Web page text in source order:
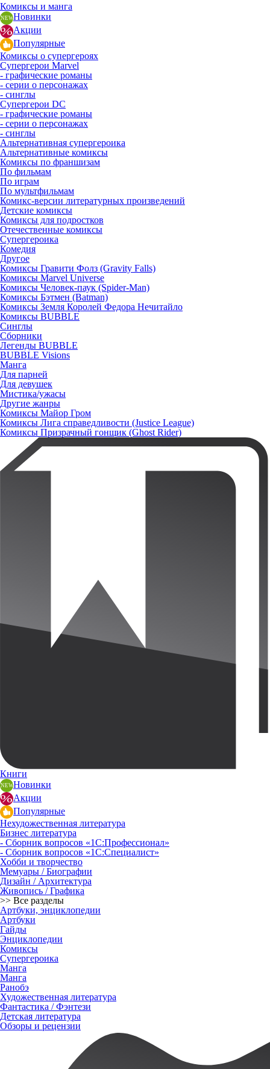
Комиксы и манга
Новинки
Акции
Популярные
Комиксы о супергероях
Супергерои Marvel
- графические романы
- серии о персонажах
- синглы
Супергерои DC
- графические романы
- серии о персонажах
- синглы
Альтернативная супергероика
Альтернативные комиксы
Комиксы по франшизам
По фильмам
По играм
По мультфильмам
Комикс-версии литературных произведений
Детские комиксы
Комиксы для подростков
Отечественные комиксы
Супергероика
Комедия
Другое
Комиксы Гравити Фолз (Gravity Falls)
Комиксы Marvel Universe
Комиксы Человек-паук (Spider-Man)
Комиксы Бэтмен (Batman)
Комиксы Земля Королей Федора Нечитайло
Комиксы BUBBLE
Синглы
Сборники
Легенды BUBBLE
BUBBLE Visions
Манга
Для парней
Для девушек
Мистика/ужасы
Другие жанры
Комиксы Майор Гром
Комиксы Лига справедливости (Justice League)
Комиксы Призрачный гонщик (Ghost Rider)
Книги
Новинки
Акции
Популярные
Нехудожественная литература
Бизнес литература
- Сборник вопросов «1С:Профессионал»
- Сборник вопросов «1С:Специалист»
Хобби и творчество
Мемуары / Биографии
Дизайн / Архитектура
Живопись / Графика
>> Все разделы
Артбуки, энциклопедии
Артбуки
Гайды
Энциклопедии
Комиксы
Супергероика
Манга
Манга
Ранобэ
Художественная литература
Фантастика / Фэнтези
Детская литература
Обзоры и рецензии